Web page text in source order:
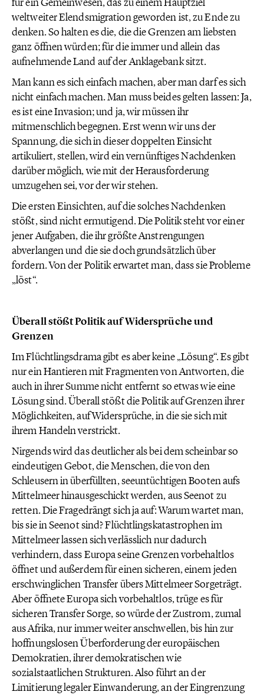
weltweiter Elendsmigration geworden ist, zu Ende zu
denken. So halten es die, die die Grenzen am liebsten
ganz öffnen würden; für die immer und allein das
aufnehmende Land auf der Anklagebank sitzt.
Man kann es sich einfach machen, aber man darf es sich
nicht einfach machen. Man muss beides gelten lassen: Ja,
es ist eine Invasion; und ja, wir müssen ihr
mitmenschlich begegnen. Erst wenn wir uns der
Spannung, die sich in dieser doppelten Einsicht
artikuliert, stellen, wird ein vernünftiges Nachdenken
darüber möglich, wie mit der Herausforderung
umzugehen sei, vor der wir stehen.
Die ersten Einsichten, auf die solches Nachdenken
stößt, sind nicht ermutigend. Die Politik steht vor einer
jener Aufgaben, die ihr größte Anstrengungen
abverlangen und die sie doch grundsätzlich über
fordern. Von der Politik erwartet man, dass sie Probleme
„löst“.
Überall stößt Politik auf Widersprüche und
Grenzen
Im Flüchtlingsdrama gibt es aber keine „Lösung“. Es gibt
nur ein Hantieren mit Fragmenten von Antworten, die
auch in ihrer Summe nicht entfernt so etwas wie eine
Lösung sind. Überall stößt die Politik auf Grenzen ihrer
Möglichkeiten, auf Widersprüche, in die sie sich mit
ihrem Handeln verstrickt.
Nirgends wird das deutlicher als bei dem scheinbar so
eindeutigen Gebot, die Menschen, die von den
Schleusern in überfüllten, seeuntüchtigen Booten aufs
Mittelmeer hinausgeschickt werden, aus Seenot zu
retten. Die Fragedrängt sich ja auf: Warum wartet man,
bis sie in Seenot sind? Flüchtlingskatastrophen im
Mittelmeer lassen sich verlässlich nur dadurch
verhindern, dass Europa seine Grenzen vorbehaltlos
öffnet und außerdem für einen sicheren, einem jeden
erschwinglichen Transfer übers Mittelmeer Sorgeträgt.
Aber öffnete Europa sich vorbehaltlos, trüge es für
sicheren Transfer Sorge, so würde der Zustrom, zumal
aus Afrika, nur immer weiter anschwellen, bis hin zur
hoffnungslosen Überforderung der europäischen
Demokratien, ihrer demokratischen wie
sozialstaatlichen Strukturen. Also führt an der
Limitierung legaler Einwanderung, an der Eingrenzung